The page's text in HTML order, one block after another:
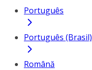
Português
Português (Brasil)
Română